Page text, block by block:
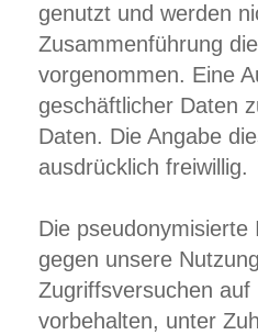
genutzt und werden
Zusammenführung
vorgenommen. Eine
geschäftlicher Daten
Daten. Die Angabe
ausdrücklich freiwillig.
Die
gegen unsere
Zugriffsversuchen
vorbehalten, unter